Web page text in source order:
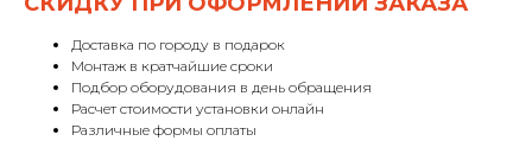
Доставка по городу в подарок
Монтаж в кратчайшие сроки
Подбор оборудования в день обращения
Расчет стоимости установки онлайн
Различные формы оплаты